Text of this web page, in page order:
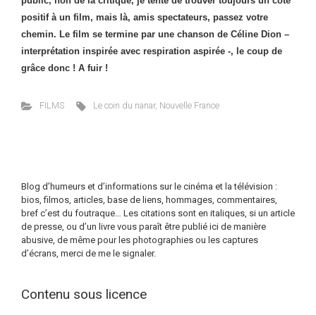
positif à un film, mais là, amis spectateurs, passez votre
chemin. Le film se termine par une chanson de Céline Dion –
interprétation inspirée avec respiration aspirée -, le coup de
grâce donc ! A fuir !
FILMS Le coin du nanar, Nouvelle France
Blog d’humeurs et d’informations sur le cinéma et la télévision :
bios, filmos, articles, base de liens, hommages, commentaires,
bref c’est du foutraque… Les citations sont en italiques, si un article
de presse, ou d’un livre vous paraît être publié ici de manière
abusive, de même pour les photographies ou les captures
d’écrans, merci de me le signaler.
Contenu sous licence